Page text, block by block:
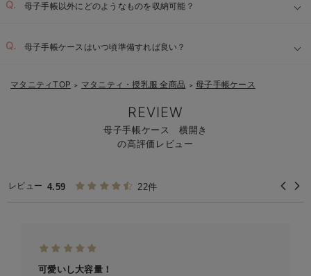
母子手帳以外にどのようなものを収納可能？
母子手帳ケースはいつ頃準備すれば良い？
マタニティTOP ＞ マタニティ・授乳服 全商品 ＞ 母子手帳ケース
REVIEW
母子手帳ケース 横開き
の高評価レビュー
レビュー 4.59 22件
可愛いし大容量！